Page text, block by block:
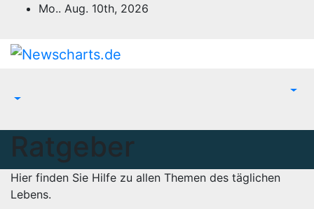
springen
Mo.. Aug. 10th, 2026
Ratgeber
Hier finden Sie Hilfe zu allen Themen des täglichen
Lebens.